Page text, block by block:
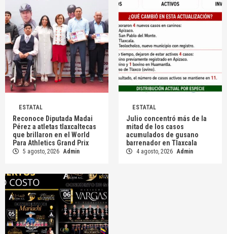
ESTATAL
Reconoce Diputada Madai
Pérez a atletas tlaxcaltecas
que brillaron en el World
Para Athletics Grand Prix
5 agosto, 2026 Admin
ESTATAL
Julio concentró más de la
mitad de los casos
acumulados de gusano
barrenador en Tlaxcala
4 agosto, 2026 Admin